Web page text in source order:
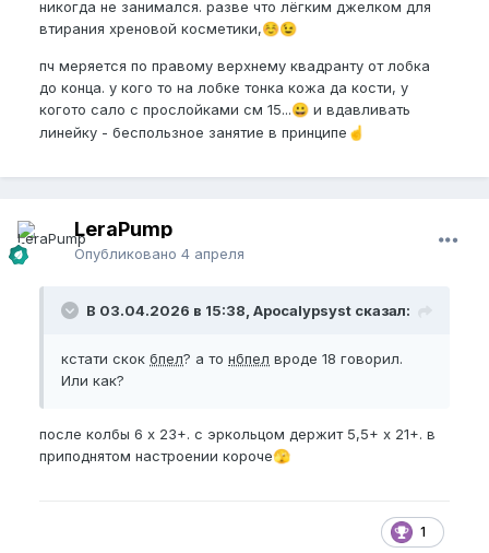
никогда не занимался. разве что лёгким джелком для
втирания хреновой косметики,☺️😉
пч меряется по правому верхнему квадранту от лобка
до конца. у кого то на лобке тонка кожа да кости, у
когото сало с прослойками см 15...😀 и вдавливать
линейку - беспользное занятие в принципе ☝️
LeraPump
Опубликовано 4 апреля
В 03.04.2026 в 15:38, Apocalypsyst сказал:
кстати скок бпел? а то нбпел вроде 18 говорил.
Или как?
после колбы 6 х 23+. с эркольцом держит 5,5+ х 21+. в
приподнятом настроении короче🫣
1